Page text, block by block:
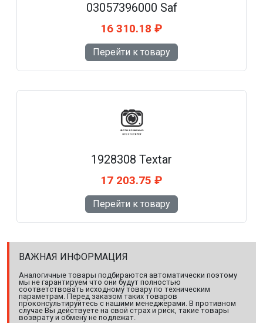
03057396000 Saf
16 310.18 ₽
Перейти к товару
1928308 Textar
17 203.75 ₽
Перейти к товару
ВАЖНАЯ ИНФОРМАЦИЯ
Аналогичные товары подбираются автоматически поэтому
мы не гарантируем что они будут полностью
соответствовать исходному товару по техническим
параметрам. Перед заказом таких товаров
проконсультируйтесь с нашими менеджерами. В противном
случае Вы действуете на свой страх и риск, такие товары
возврату и обмену не подлежат.